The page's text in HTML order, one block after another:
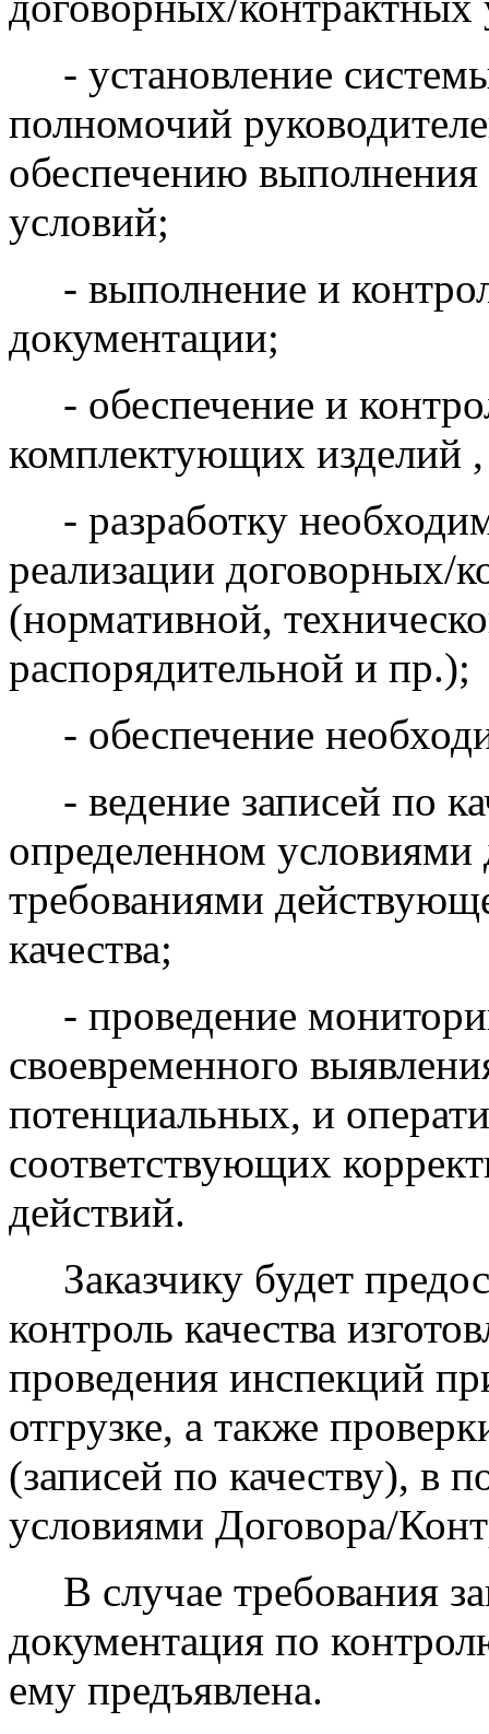
- установление
полномочий
обеспечению
условий;
- выполнение и
документации;
- обеспечение и
комплектующих изделий ,
- разработку
реализации договорных/
(нормативной,
распорядительной и пр.);
- обеспечение
- ведение записей по
определенном условиями
требованиями
качества;
- проведение
своевременного
потенциальных, и
соответствующих
действий.
Заказчику будет
контроль качества
проведения инспекций
отгрузке, а также
(записей по качеству), в
условиями Договора/
В случае требования
документация по
ему предъявлена.